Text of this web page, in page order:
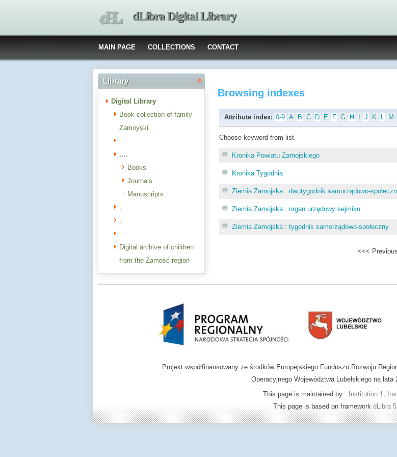
dLibra Digital Library
MAIN PAGE COLLECTIONS CONTACT
Library
Digital Library
Book collection of family
Zamoyski
...
....
Books
Journals
Manuscripts
.
.
.
Digital archive of children
from the Zamość region
Browsing indexes
Attribute index: 0-9 A B C D E F G H J K L M
Choose keyword from list
Kronika Powiatu Zamojskiego
Kronika Tygodnia
Ziemia Zamojska : dwutygodnik samorządowo-
Ziemia Zamojska : organ urzędowy sejmiku
Ziemia Zamojska : tygodnik samorządowo-społeczny
<<< Previous
Projekt współfinansowany ze środków Europejskiego Funduszu Rozwoju
Operacyjnego Województwa Lubelskiego na lata
This page is maintained by : Institution 1,
This page is based on framework dLibra